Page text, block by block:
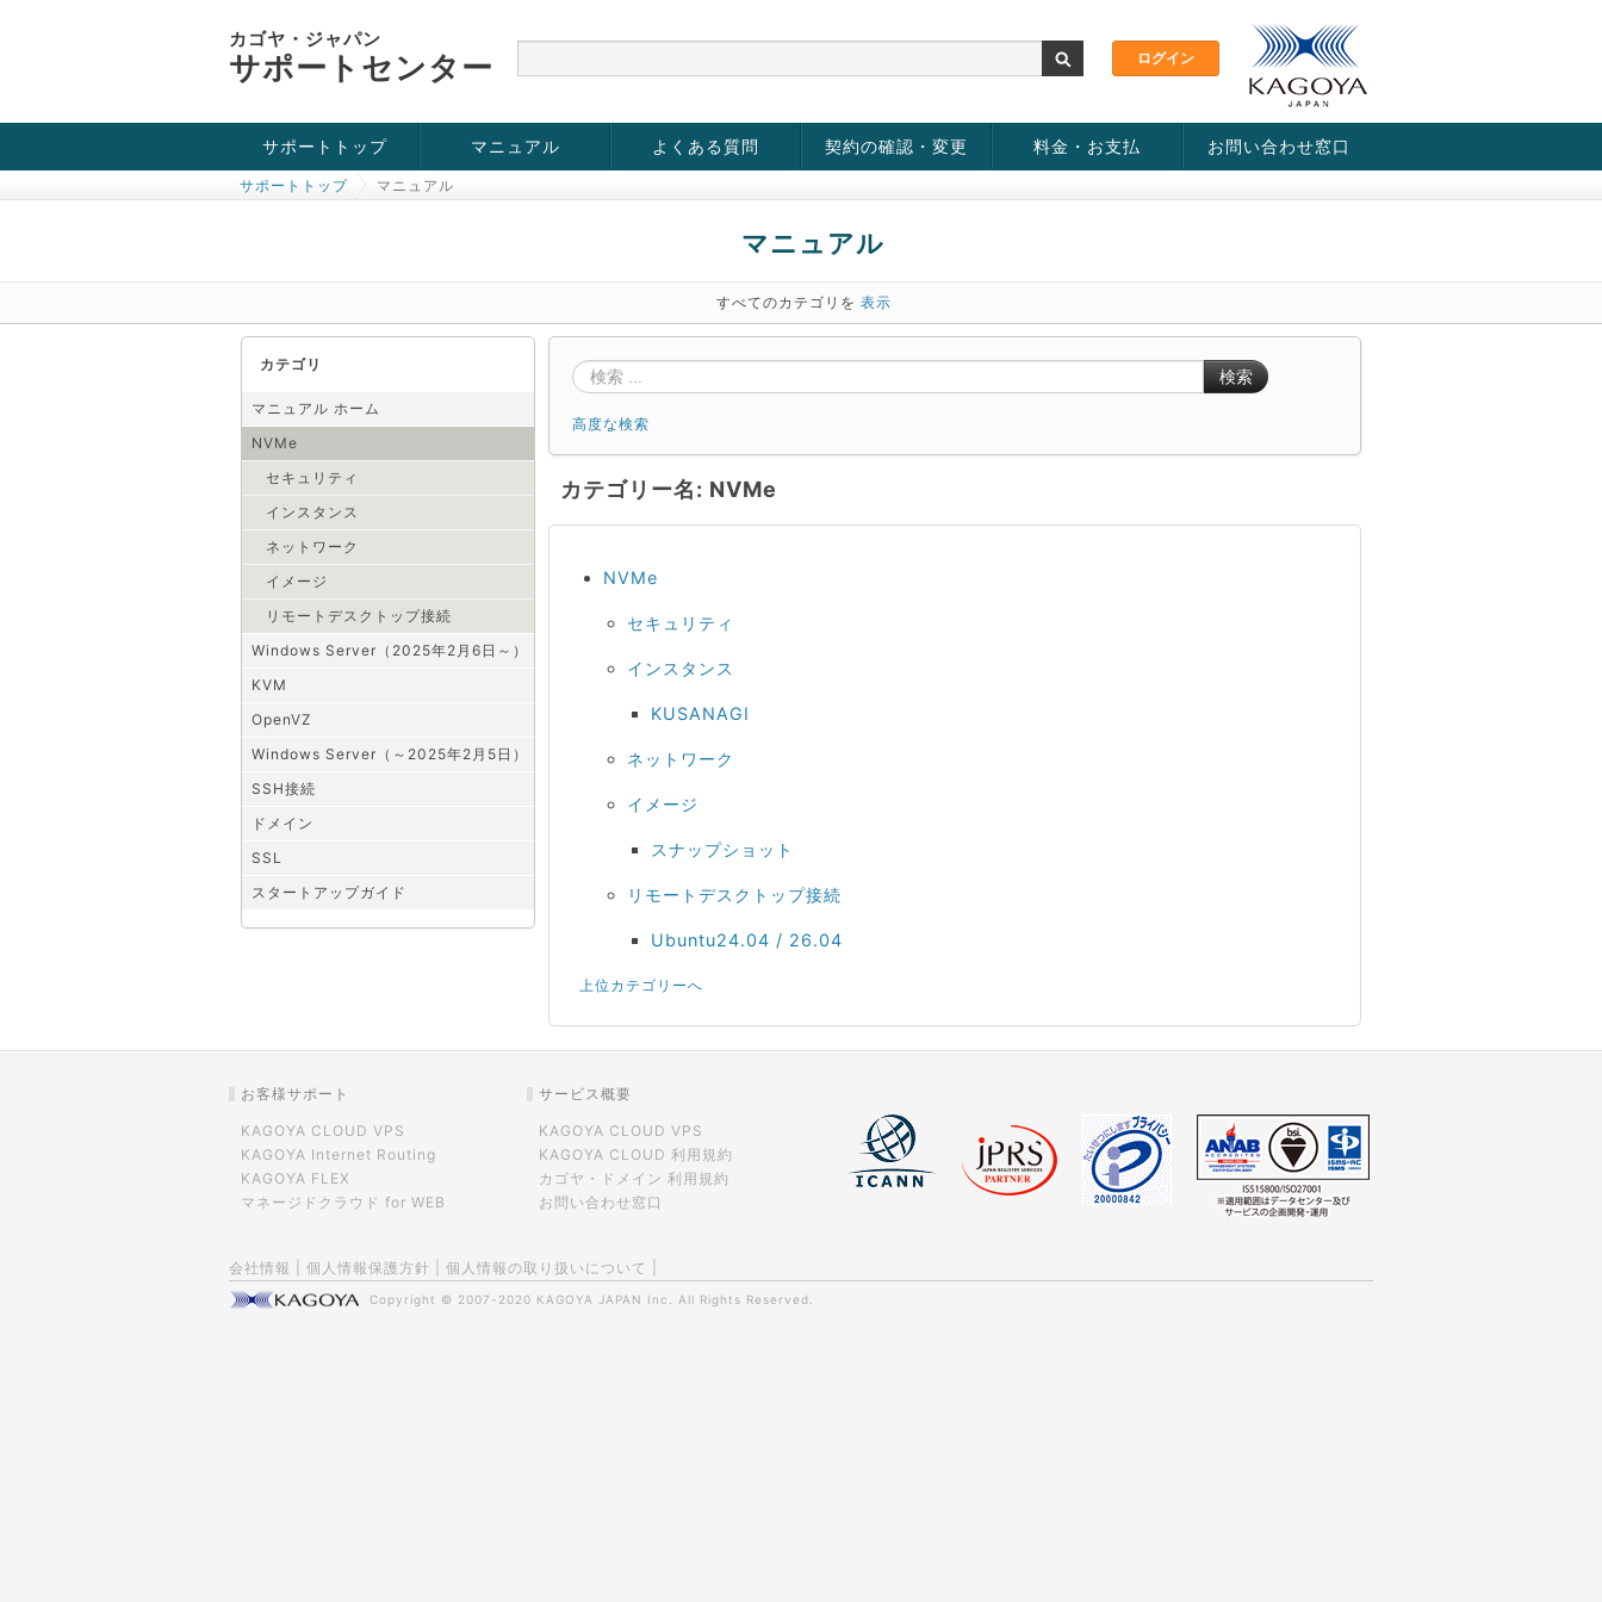
カゴヤ・ジャパン
サポートセンター
サポートトップ
お役立ち情報
チュートリアル
障害・メンテナンス情報
マニュアル
KVM
OpenVZ
Windows Server
SSH接続
ドメイン
SSL
よくある質問 契約の確認・変更 料金・お支払 お問い合わせ窓口
サポートトップ マニュアル
マニュアル
すべてのカテゴリを 表示
カテゴリ
マニュアル ホーム
NVMe
セキュリティ
インスタンス
ネットワーク
イメージ
リモートデスクトップ接続
Windows Server（2025年2月6日～）
KVM
OpenVZ
Windows Server（～2025年2月5日）
SSH接続
ドメイン
SSL
スタートアップガイド
検索
高度な検索
カテゴリー名: NVMe
NVMe
セキュリティ
インスタンス
KUSANAGI
ネットワーク
イメージ
スナップショット
リモートデスクトップ接続
Ubuntu24.04 / 26.04
上位カテゴリーへ
お客様サポート
KAGOYA CLOUD VPS
KAGOYA Internet Routing
KAGOYA FLEX
マネージドクラウド for WEB
サービス概要
KAGOYA CLOUD VPS
KAGOYA CLOUD 利用規約
カゴヤ・ドメイン 利用規約
お問い合わせ窓口
会社情報 個人情報保護方針 個人情報の取り扱いについて
Copyright © 2007-2020 KAGOYA JAPAN Inc. All Rights Reserved.